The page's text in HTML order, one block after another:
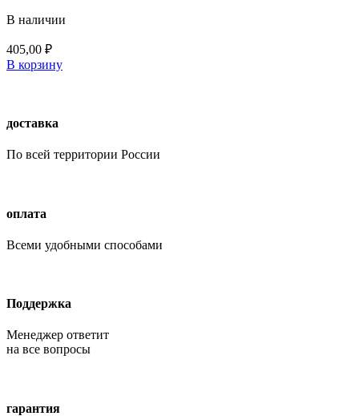
В наличии
405,00 ₽
В корзину
доставка
По всей территории России
оплата
Всеми удобными способами
Поддержка
Менеджер ответит
на все вопросы
гарантия